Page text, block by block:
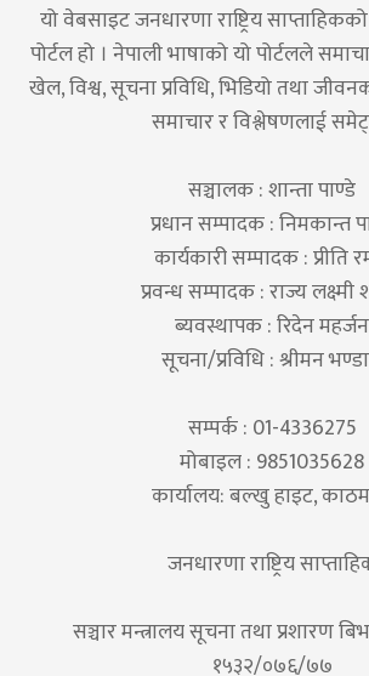
यो वेबसाइट जनधारणा राष्ट्रिय
पोर्टल हो । नेपाली भाषाको यो पोर्टलले
खेल, विश्व, सूचना प्रविधि, भिडियो तथा
समाचार र विश्लेषणलाई
सञ्चालक : शान्ता पाण्डे
प्रधान सम्पादक : निमकान्त
कार्यकारी सम्पादक : प्रीति
प्रवन्ध सम्पादक : राज्य लक्ष्मी
ब्यवस्थापक : रिदेन महर्जन
सूचना/प्रविधि : श्रीमन
सम्पर्क : 01-4336275
मोबाइल : 9851035628
कार्यालय: बल्खु हाइट,
जनधारणा राष्ट्रिय
सञ्चार मन्त्रालय सूचना तथा प्रशारण
१५३२/०७६/७७